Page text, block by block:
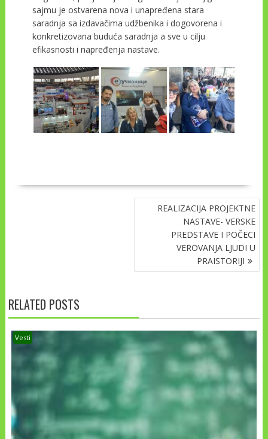
sajmu je ostvarena nova i unapređena stara
saradnja sa izdavačima udžbenika i dogovorena i
konkretizovana buduća saradnja a sve u cilju
efikasnosti i napređenja nastave.
REALIZACIJA PROJEKTNE
NASTAVE- VERSKE
PREDSTAVE I POČECI
VEROVANJA LJUDI U
PRAISTORIJI
RELATED POSTS
Vesti